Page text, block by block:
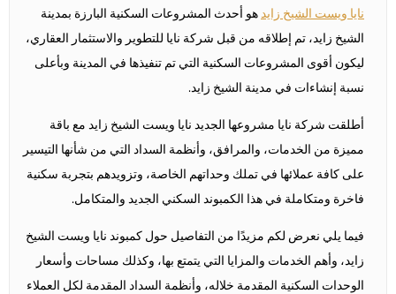
نايا ويست الشيخ زايدهو أحدث المشروعات السكنية البارزة بمدينة
الشيخ زايد، تم إطلاقه من قبل شركة نايا للتطوير والاستثمار العقاري،
ليكون أقوى المشروعات السكنية التي تم تنفيذها في المدينة وبأعلى
نسبة إنشاءات في مدينة الشيخ زايد.
أطلقت شركة نايا مشروعها الجديد نايا ويست الشيخ زايد مع باقة
مميزة من الخدمات، والمرافق، وأنظمة السداد التي من شأنها التيسير
على كافة عملائها في تملك وحداتهم الخاصة، وتزويدهم بتجربة سكنية
فاخرة ومتكاملة في هذا الكمبوند السكني الجديد والمتكامل.
فيما يلي نعرض لكم مزيدًا من التفاصيل حول كمبوند نايا ويست الشيخ
زايد، وأهم الخدمات والمزايا التي يتمتع بها، وكذلك مساحات وأسعار
الوحدات السكنية المقدمة خلاله، وأنظمة السداد المقدمة لكل العملاء